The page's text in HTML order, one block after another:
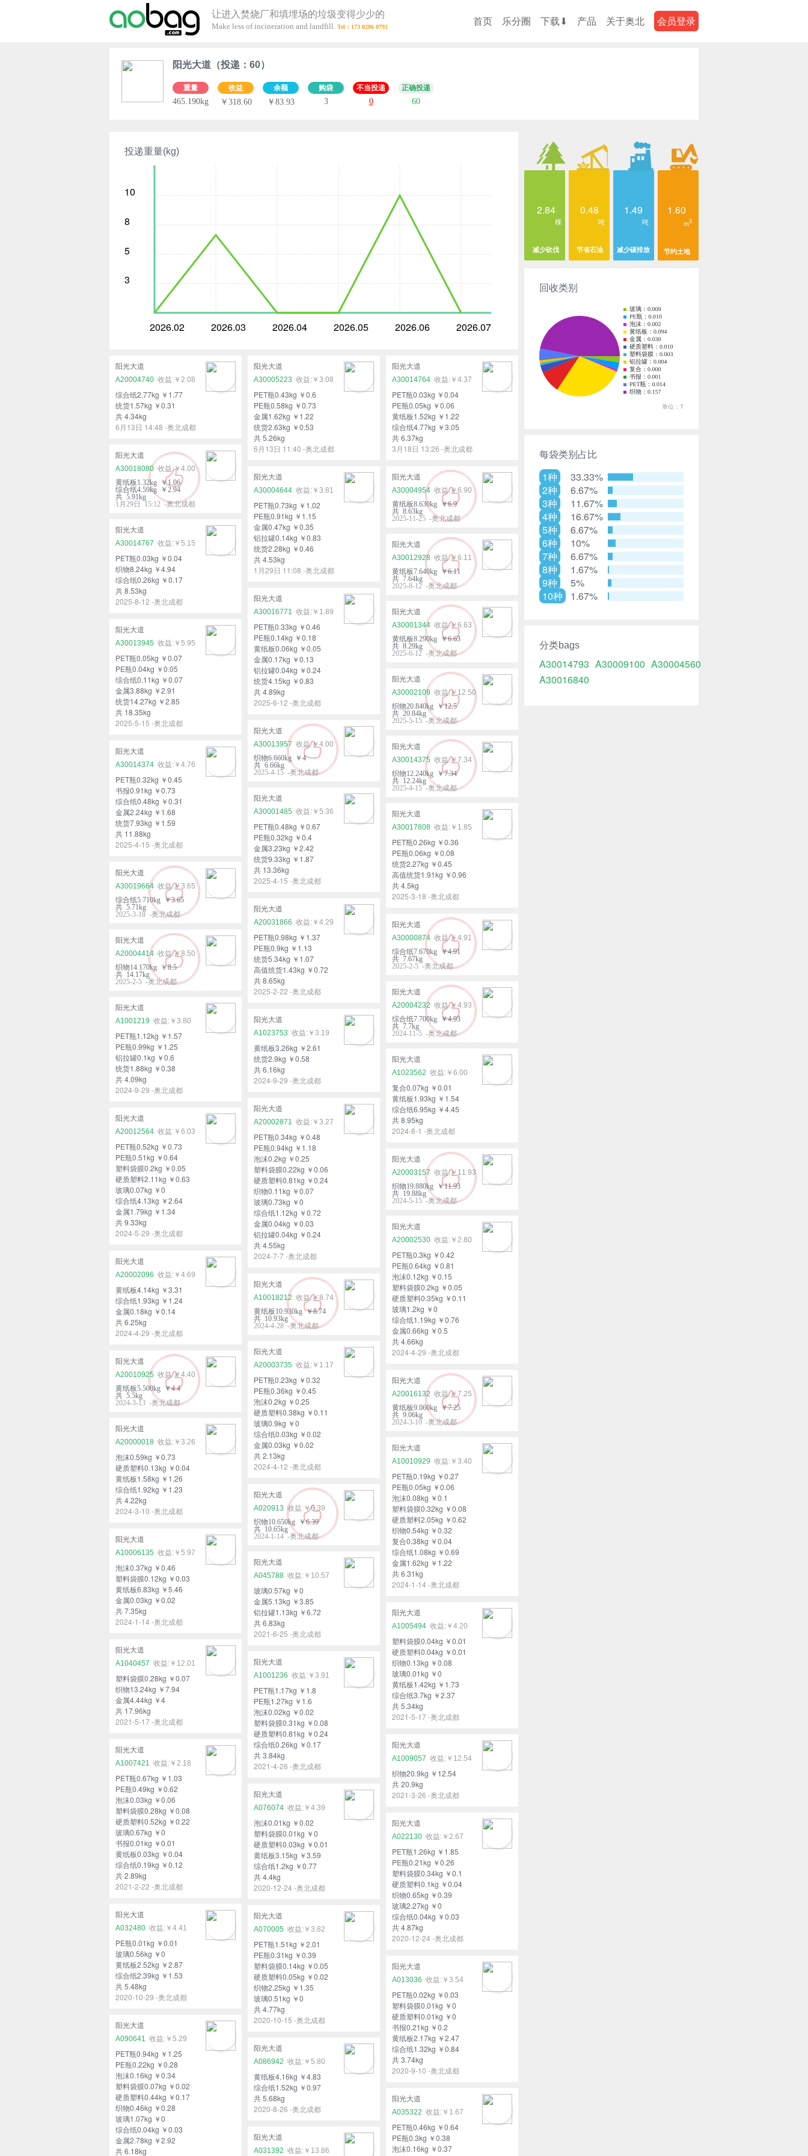
让进入焚烧厂和填埋场的垃圾变得少少的
Make less of incineration and landfill. 首页 乐分圈 下载⬇ 产品 关于奥北 会员登录
阳光大道（投递：60）
重量
465.190kg
收益
￥318.60
余额
￥83.93
购袋
3
不当投递
0
正确投递
60
投递重量(kg)
10
8
5
3
2026.02 2026.03 2026.04 2026.05 2026.06 2026.07
阳光大道
A20004740
￥2.08
综合纸2.77kg ￥1.77
统货1.57kg ￥0.31
共 4.34kg
6月13日 14:48 -奥北成都
阳光大道
A30005223
￥3.08
PET瓶0.43kg ￥0.6
PE瓶0.58kg ￥0.73
金属1.62kg ￥1.22
统货2.63kg ￥0.53
共 5.26kg
6月13日 11:40 -奥北成都
阳光大道
A30014764
￥4.37
PET瓶0.03kg ￥0.04
PE瓶0.05kg ￥0.06
黄纸板1.52kg ￥1.22
综合纸4.77kg ￥3.05
共 6.37kg
3月18日 13:26 -奥北成都
阳光大道
A30018080
￥4.00
黄纸板1.32kg ￥1.06
综合纸4.59kg ￥2.94
共 5.91kg
1月29日 15:12 -奥北成都
阳光大道
A30004644
￥3.81
PET瓶0.73kg ￥1.02
PE瓶0.91kg ￥1.15
金属0.47kg ￥0.35
铝拉罐0.14kg ￥0.83
统货2.28kg ￥0.46
共 4.53kg
1月29日 11:08 -奥北成都
阳光大道
A30004954
￥6.90
黄纸板8.630kg ￥6.9
共 8.63kg
2025-11-25 -奥北成都
阳光大道
A30014767
￥5.15
PET瓶0.03kg ￥0.04
织物8.24kg ￥4.94
综合纸0.26kg ￥0.17
共 8.53kg
2025-8-12 -奥北成都
阳光大道
A30012928
￥6.11
黄纸板7.640kg ￥6.11
共 7.64kg
2025-8-12 -奥北成都
阳光大道
A30016771
￥1.89
PET瓶0.33kg ￥0.46
PE瓶0.14kg ￥0.18
黄纸板0.06kg ￥0.05
金属0.17kg ￥0.13
铝拉罐0.04kg ￥0.24
统货4.15kg ￥0.83
共 4.89kg
2025-6-12 -奥北成都
阳光大道
A30001344
￥6.63
黄纸板8.290kg ￥6.63
共 8.29kg
2025-6-12 -奥北成都
阳光大道
A30013945
￥5.95
PET瓶0.05kg ￥0.07
PE瓶0.04kg ￥0.05
综合纸0.11kg ￥0.07
金属3.88kg ￥2.91
统货14.27kg ￥2.85
共 18.35kg
2025-5-15 -奥北成都
阳光大道
A30002109
￥12.50
织物20.840kg ￥12.5
共 20.84kg
2025-5-15 -奥北成都
阳光大道
A30013957
￥4.00
织物6.660kg ￥4
共 6.66kg
2025-4-15 -奥北成都
阳光大道
A30014375
￥7.34
织物12.240kg ￥7.34
共 12.24kg
2025-4-15 -奥北成都
阳光大道
A30014374
￥4.76
PET瓶0.32kg ￥0.45
书报0.91kg ￥0.73
综合纸0.48kg ￥0.31
金属2.24kg ￥1.68
统货7.93kg ￥1.59
共 11.88kg
2025-4-15 -奥北成都
阳光大道
A30001485
￥5.36
PET瓶0.48kg ￥0.67
PE瓶0.32kg ￥0.4
金属3.23kg ￥2.42
统货9.33kg ￥1.87
共 13.36kg
2025-4-15 -奥北成都
阳光大道
A30017808
￥1.85
PET瓶0.26kg ￥0.36
PE瓶0.06kg ￥0.08
统货2.27kg ￥0.45
高值统货1.91kg ￥0.96
共 4.5kg
2025-3-18 -奥北成都
阳光大道
A30019664
￥3.65
综合纸5.710kg ￥3.65
共 5.71kg
2025-3-18 -奥北成都
阳光大道
A20031866
￥4.29
PET瓶0.98kg ￥1.37
PE瓶0.9kg ￥1.13
统货5.34kg ￥1.07
高值统货1.43kg ￥0.72
共 8.65kg
2025-2-22 -奥北成都
阳光大道
A30000874
￥4.91
综合纸7.670kg ￥4.91
共 7.67kg
2025-2-5 -奥北成都
阳光大道
A20004414
￥8.50
织物14.170kg ￥8.5
共 14.17kg
2025-2-5 -奥北成都
阳光大道
A20004232
￥4.93
综合纸7.700kg ￥4.93
共 7.7kg
2024-11-5 -奥北成都
阳光大道
A1001219
￥3.80
PET瓶1.12kg ￥1.57
PE瓶0.99kg ￥1.25
铝拉罐0.1kg ￥0.6
统货1.88kg ￥0.38
共 4.09kg
2024-9-29 -奥北成都
阳光大道
A1023753
￥3.19
黄纸板3.26kg ￥2.61
统货2.9kg ￥0.58
共 6.16kg
2024-9-29 -奥北成都
阳光大道
A1023562
￥6.00
复合0.07kg ￥0.01
黄纸板1.93kg ￥1.54
综合纸6.95kg ￥4.45
共 8.95kg
2024-8-1 -奥北成都
阳光大道
A20002871
￥3.27
PET瓶0.34kg ￥0.48
PE瓶0.94kg ￥1.18
泡沫0.2kg ￥0.25
塑料袋膜0.22kg ￥0.06
硬质塑料0.81kg ￥0.24
织物0.11kg ￥0.07
玻璃0.73kg ￥0
综合纸1.12kg ￥0.72
金属0.04kg ￥0.03
铝拉罐0.04kg ￥0.24
共 4.55kg
2024-7-7 -奥北成都
阳光大道
A20012564
￥6.03
PET瓶0.52kg ￥0.73
PE瓶0.51kg ￥0.64
塑料袋膜0.2kg ￥0.05
硬质塑料2.11kg ￥0.63
玻璃0.07kg ￥0
综合纸4.13kg ￥2.64
金属1.79kg ￥1.34
共 9.33kg
2024-5-29 -奥北成都
阳光大道
A20003157
￥11.93
织物19.880kg ￥11.93
共 19.88kg
2024-5-15 -奥北成都
阳光大道
A20002530
￥2.80
PET瓶0.3kg ￥0.42
PE瓶0.64kg ￥0.81
泡沫0.12kg ￥0.15
塑料袋膜0.2kg ￥0.05
硬质塑料0.35kg ￥0.11
玻璃1.2kg ￥0
综合纸1.19kg ￥0.76
金属0.66kg ￥0.5
共 4.66kg
2024-4-29 -奥北成都
阳光大道
A20002096
￥4.69
黄纸板4.14kg ￥3.31
综合纸1.93kg ￥1.24
金属0.18kg ￥0.14
共 6.25kg
2024-4-29 -奥北成都
阳光大道
A10018212
￥8.74
黄纸板10.930kg ￥8.74
共 10.93kg
2024-4-28 -奥北成都
阳光大道
A20003735
￥1.17
PET瓶0.23kg ￥0.32
PE瓶0.36kg ￥0.45
泡沫0.2kg ￥0.25
硬质塑料0.38kg ￥0.11
玻璃0.9kg ￥0
综合纸0.03kg ￥0.02
金属0.03kg ￥0.02
共 2.13kg
2024-4-12 -奥北成都
阳光大道
A20010925
￥4.40
黄纸板5.500kg ￥4.4
共 5.5kg
2024-3-13 -奥北成都
阳光大道
A20016132
￥7.25
黄纸板9.060kg ￥7.25
共 9.06kg
2024-3-10 -奥北成都
阳光大道
A20000018
￥3.26
泡沫0.59kg ￥0.73
硬质塑料0.13kg ￥0.04
黄纸板1.58kg ￥1.26
综合纸1.92kg ￥1.23
共 4.22kg
2024-3-10 -奥北成都
阳光大道
A10010929
￥3.40
PET瓶0.19kg ￥0.27
PE瓶0.05kg ￥0.06
泡沫0.08kg ￥0.1
塑料袋膜0.32kg ￥0.08
硬质塑料2.05kg ￥0.62
织物0.54kg ￥0.32
复合0.38kg ￥0.04
综合纸1.08kg ￥0.69
金属1.62kg ￥1.22
共 6.31kg
2024-1-14 -奥北成都
阳光大道
A020913
￥6.39
织物10.650kg ￥6.39
共 10.65kg
2024-1-14 -奥北成都
阳光大道
A10006135
￥5.97
泡沫0.37kg ￥0.46
塑料袋膜0.12kg ￥0.03
黄纸板6.83kg ￥5.46
金属0.03kg ￥0.02
共 7.35kg
2024-1-14 -奥北成都
阳光大道
A045788
￥10.57
玻璃0.57kg ￥0
金属5.13kg ￥3.85
铝拉罐1.13kg ￥6.72
共 6.83kg
2021-6-25 -奥北成都
阳光大道
A1005494
￥4.20
塑料袋膜0.04kg ￥0.01
硬质塑料0.04kg ￥0.01
织物0.13kg ￥0.08
玻璃0.01kg ￥0
黄纸板1.42kg ￥1.73
综合纸3.7kg ￥2.37
共 5.34kg
2021-5-17 -奥北成都
阳光大道
A1040457
￥12.01
塑料袋膜0.28kg ￥0.07
织物13.24kg ￥7.94
金属4.44kg ￥4
共 17.96kg
2021-5-17 -奥北成都
阳光大道
A1001236
￥3.91
PET瓶1.17kg ￥1.8
PE瓶1.27kg ￥1.6
泡沫0.02kg ￥0.02
塑料袋膜0.31kg ￥0.08
硬质塑料0.81kg ￥0.24
综合纸0.26kg ￥0.17
共 3.84kg
2021-4-26 -奥北成都
阳光大道
A1009057
￥12.54
织物20.9kg ￥12.54
共 20.9kg
2021-3-26 -奥北成都
阳光大道
A1007421
￥2.18
PET瓶0.67kg ￥1.03
PE瓶0.49kg ￥0.62
泡沫0.03kg ￥0.06
塑料袋膜0.28kg ￥0.08
硬质塑料0.52kg ￥0.22
玻璃0.67kg ￥0
书报0.01kg ￥0.01
黄纸板0.03kg ￥0.04
综合纸0.19kg ￥0.12
共 2.89kg
2021-2-22 -奥北成都
阳光大道
A076074
￥4.39
泡沫0.01kg ￥0.02
塑料袋膜0.01kg ￥0
硬质塑料0.03kg ￥0.01
黄纸板3.15kg ￥3.59
综合纸1.2kg ￥0.77
共 4.4kg
2020-12-24 -奥北成都
阳光大道
A022130
￥2.67
PET瓶1.26kg ￥1.85
PE瓶0.21kg ￥0.26
塑料袋膜0.34kg ￥0.1
硬质塑料0.1kg ￥0.04
织物0.65kg ￥0.39
玻璃2.27kg ￥0
综合纸0.04kg ￥0.03
共 4.87kg
2020-12-24 -奥北成都
阳光大道
A032480
￥4.41
PE瓶0.01kg ￥0.01
玻璃0.56kg ￥0
黄纸板2.52kg ￥2.87
综合纸2.39kg ￥1.53
共 5.48kg
2020-10-29 -奥北成都
阳光大道
A070005
￥3.82
PET瓶1.51kg ￥2.01
PE瓶0.31kg ￥0.39
塑料袋膜0.14kg ￥0.05
硬质塑料0.05kg ￥0.02
织物2.25kg ￥1.35
玻璃0.51kg ￥0
共 4.77kg
2020-10-15 -奥北成都
阳光大道
A013036
￥3.54
PET瓶0.02kg ￥0.03
塑料袋膜0.01kg ￥0
硬质塑料0.01kg ￥0
书报0.21kg ￥0.2
黄纸板2.17kg ￥2.47
综合纸1.32kg ￥0.84
共 3.74kg
2020-9-10 -奥北成都
阳光大道
A090641
￥5.29
PET瓶0.94kg ￥1.25
PE瓶0.22kg ￥0.28
泡沫0.16kg ￥0.34
塑料袋膜0.07kg ￥0.02
硬质塑料0.44kg ￥0.17
织物0.46kg ￥0.28
玻璃1.07kg ￥0
综合纸0.04kg ￥0.03
金属2.78kg ￥2.92
共 6.18kg
阳光大道
A086942
￥5.80
黄纸板4.16kg ￥4.83
综合纸1.52kg ￥0.97
共 5.68kg
2020-8-26 -奥北成都
阳光大道
A035322
￥1.67
PET瓶0.46kg ￥0.64
PE瓶0.3kg ￥0.38
泡沫0.16kg ￥0.37
阳光大道
A031392
￥13.86
2.84
棵
减少砍伐
0.48
吨
节省石油
1.49
吨
减少碳排放
1.60
m3
节约土地
回收类别
每袋类别占比
1种
33.33%
2种
6.67%
3种
11.67%
4种
16.67%
5种
6.67%
6种
10%
7种
6.67%
8种
1.67%
9种
5%
10种
1.67%
分类bags
A30014793 A30009100 A30004560
A30016840